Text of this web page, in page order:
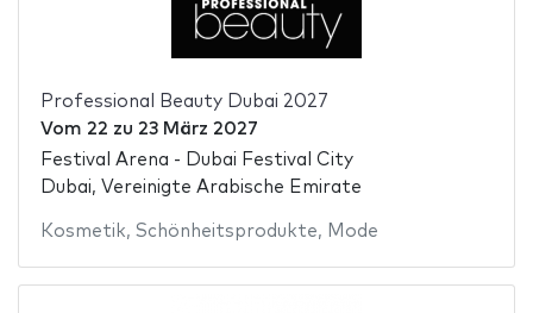
Professional Beauty Dubai 2027
Vom 22 zu 23 März 2027
Festival Arena - Dubai Festival City
Dubai, Vereinigte Arabische Emirate
Kosmetik, Schönheitsprodukte, Mode